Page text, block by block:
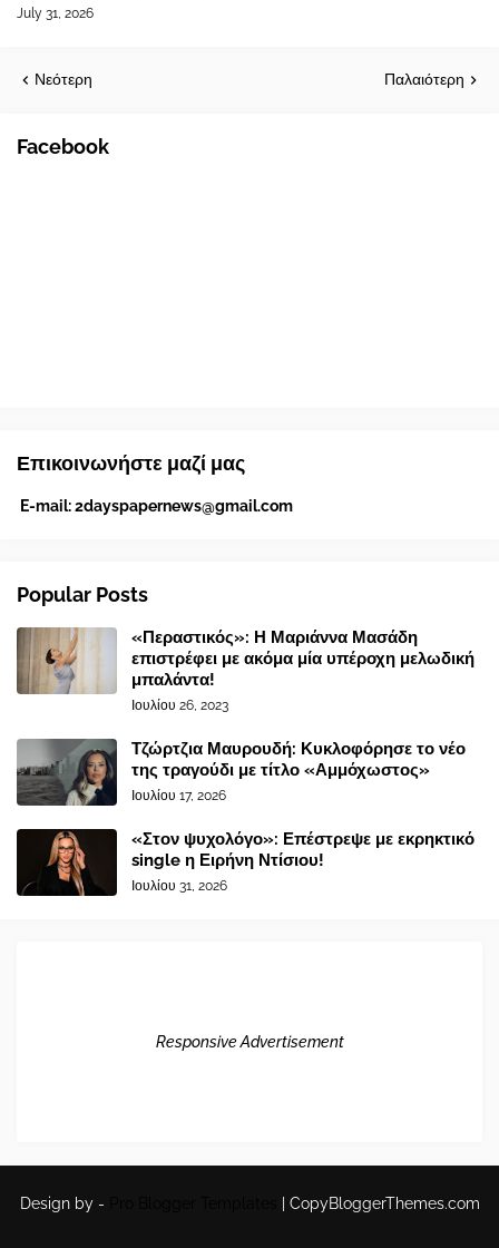
July 31, 2026
Νεότερη Παλαιότερη
Facebook
Επικοινωνήστε μαζί μας
E-mail:2dayspapernews@gmail.com
Popular Posts
«Περαστικός»: Η Μαριάννα Μασάδη
επιστρέφει με ακόμα μία υπέροχη μελωδική
μπαλάντα!
Ιουλίου 26, 2023
Τζώρτζια Μαυρουδή: Κυκλοφόρησε το νέο
της τραγούδι με τίτλο «Αμμόχωστος»
Ιουλίου 17, 2026
«Στον ψυχολόγο»: Επέστρεψε με εκρηκτικό
single η Ειρήνη Ντίσιου!
Ιουλίου 31, 2026
Responsive Advertisement
Design by - CopyBloggerThemes.com